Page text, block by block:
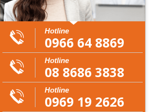
Hotline
0966 64 8869
Hotline
08 8686 3838
Hotline
0969 19 2626